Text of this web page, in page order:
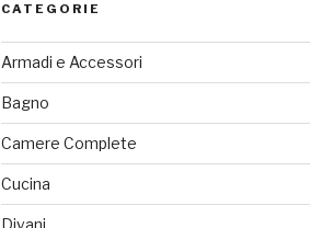
CATEGORIE
Armadi e Accessori
Bagno
Camere Complete
Cucina